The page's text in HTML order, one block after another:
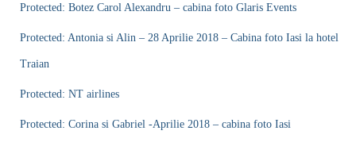
Protected: Botez Carol Alexandru – cabina foto Glaris Events
Protected: Antonia si Alin – 28 Aprilie 2018 – Cabina foto Iasi la hotel
Traian
Protected: NT airlines
Protected: Corina si Gabriel -Aprilie 2018 – cabina foto Iasi